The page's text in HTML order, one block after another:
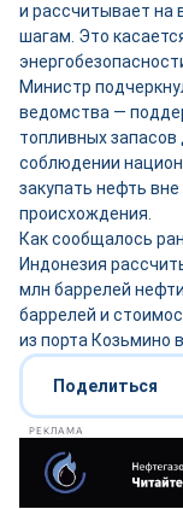
и рассчитывает на
шагам. Это
Министр
ведомства —
топливных
соблюдении
закупать нефть
происхождения.
Как сообщалось
Индонезия
млн баррелей
баррелей и
из порта Козьмино
Поделиться
РЕКЛАМА